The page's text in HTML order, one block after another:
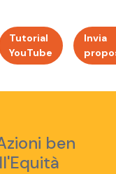
Tutorial
YouTube
Invia
ben